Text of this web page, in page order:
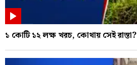
১ কোটি ১২ লক্ষ খরচ, কোথায় সেই রাস্তা?